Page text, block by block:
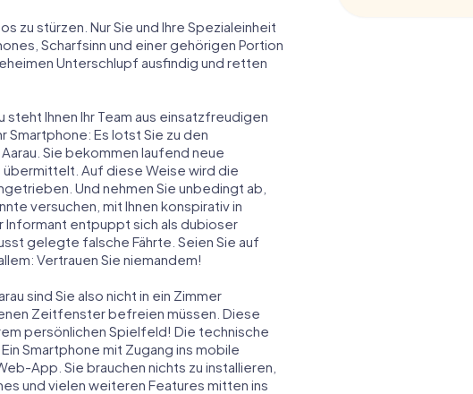
zu stürzen. Nur Sie und Ihre Spezialeinheit
Scharfsinn und einer gehörigen Portion
Unterschlupf ausfindig und retten
Ihnen Ihr Team aus einsatzfreudigen
Es lotst Sie zu den
Sie bekommen laufend neue
übermittelt. Auf diese Weise wird die
Und nehmen Sie unbedingt ab,
versuchen, mit Ihnen konspirativ in
Informant entpuppt sich als dubioser
gelegte falsche Fährte. Seien Sie auf
Vertrauen Sie niemandem!
sind Sie also nicht in ein Zimmer
Zeitfenster befreien müssen. Diese
persönlichen Spielfeld! Die technische
Smartphone mit Zugang ins mobile
App. Sie brauchen nichts zu installieren,
und vielen weiteren Features mitten ins